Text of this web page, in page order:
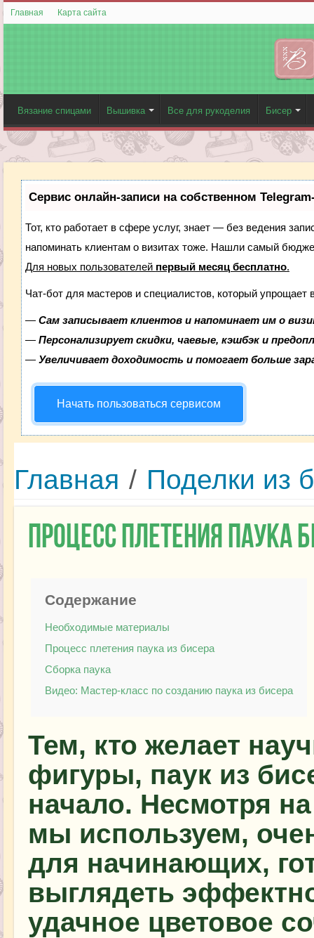
Главная Карта сайта
Вязание спицами Вышивка Все для рукоделия Бисер
Сервис онлайн-записи на собственном
Тот, кто работает в сфере услуг, знает — без ведения
напоминать клиентам о визитах тоже. Нашли самый
Для новых пользователей первый месяц бесплатно.
Чат-бот для мастеров и специалистов, который упрощает
— Сам записывает клиентов и напоминает им о
— Персонализирует скидки, чаевые, кэшбэк и
— Увеличивает доходимость и помогает больше
Начать пользоваться сервисом
Главная / Поделки из
Процесс плетения паука
Содержание
Необходимые материалы
Процесс плетения паука из бисера
Сборка паука
Видео: Мастер-класс по созданию паука из бисера
Тем, кто желает
фигуры, паук из
начало. Несмотря
мы используем,
для начинающих,
выглядеть
удачное цветовое